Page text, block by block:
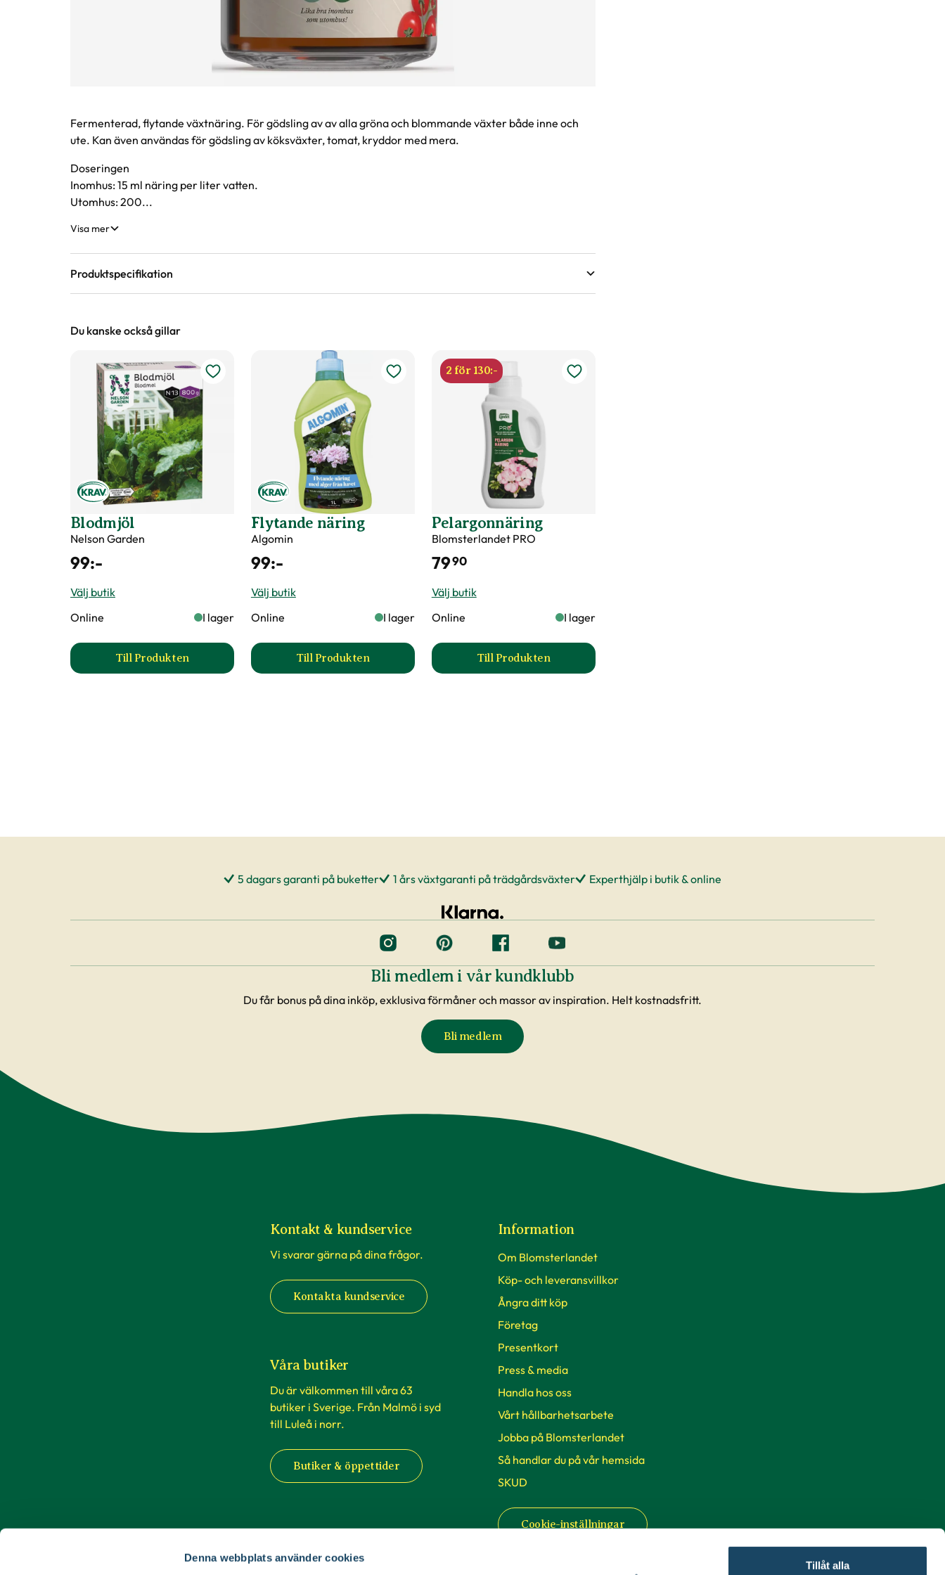
Denna webbplats använder cookies
Tillåt alla
Produktinformation
Fermenterad, flytande växtnäring. För gödsling av av alla gröna och blommande växter både inne och
ute. Kan även användas för gödsling av köksväxter, tomat, kryddor med mera.
Doseringen
Inomhus: 15 ml näring per liter vatten.
Utomhus: 200...
Visa mer
Produktspecifikation
Varumärke Rölunda
Kemikaliemärkning Inget piktogram
Innehållsförteckning Innehåller enbart grönt organiskt avfall. Pyralidfritt. Varje batch testas och godkänns i
laboratorier.
Art nr 328295
Du kanske också gillar
Blodmjöl
Nelson Garden
99:-
Välj butik
Online
I lager
Till Produkten
till Blodmjöl produktsida
Flytande näring
Algomin
99:-
Välj butik
Online
I lager
Till Produkten
till Flytande näring produktsida
2 för 130:-
Pelargonnäring
Blomsterlandet PRO
7990
Välj butik
Online
I lager
Till Produkten
till Pelargonnäring produktsida
5 dagars garanti på buketter 1 års växtgaranti på trädgårdsväxter Experthjälp i butik & online
Bli medlem i vår kundklubb
Du får bonus på dina inköp, exklusiva förmåner och massor av inspiration. Helt kostnadsfritt.
Bli medlem
Kontakt & kundservice
Vi svarar gärna på dina frågor.
Kontakta kundservice
Våra butiker
Du är välkommen till våra 63
butiker i Sverige. Från Malmö i syd
till Luleå i norr.
Butiker & öppettider
Information
Om Blomsterlandet
Köp- och leveransvillkor
Ångra ditt köp
Företag
Presentkort
Press & media
Handla hos oss
Vårt hållbarhetsarbete
Jobba på Blomsterlandet
Så handlar du på vår hemsida
SKUD
Cookie-inställningar